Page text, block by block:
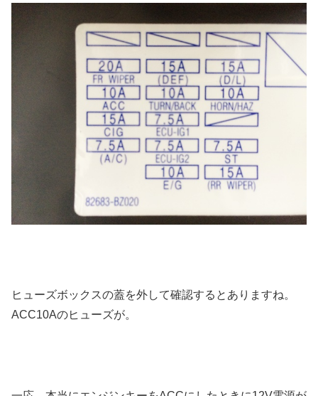
ヒューズボックスの蓋を外して確認するとありますね。
ACC10Aのヒューズが。